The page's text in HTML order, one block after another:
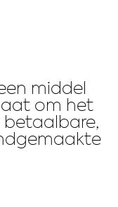
middel
om het
betaalbare,